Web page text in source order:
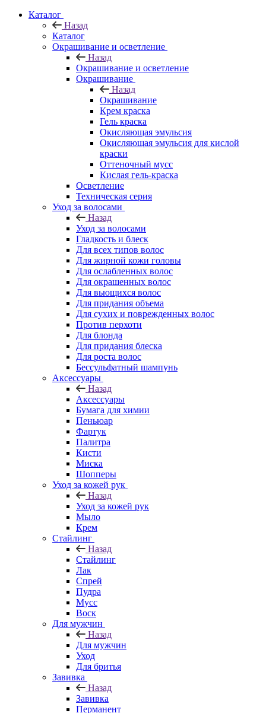
Каталог
Назад
Каталог
Окрашивание и осветление
Назад
Окрашивание и осветление
Окрашивание
Назад
Окрашивание
Крем краска
Гель краска
Окисляющая эмульсия
Окисляющая эмульсия для кислой
краски
Оттеночный мусс
Кислая гель-краска
Осветление
Техническая серия
Уход за волосами
Назад
Уход за волосами
Гладкость и блеск
Для всех типов волос
Для жирной кожи головы
Для ослабленных волос
Для окрашенных волос
Для вьющихся волос
Для придания объема
Для сухих и поврежденных волос
Против перхоти
Для блонда
Для придания блеска
Для роста волос
Бессульфатный шампунь
Аксессуары
Назад
Аксессуары
Бумага для химии
Пеньюар
Фартук
Палитра
Кисти
Миска
Шопперы
Уход за кожей рук
Назад
Уход за кожей рук
Мыло
Крем
Стайлинг
Назад
Стайлинг
Лак
Спрей
Пудра
Мусс
Воск
Для мужчин
Назад
Для мужчин
Уход
Для бритья
Завивка
Назад
Завивка
Перманент